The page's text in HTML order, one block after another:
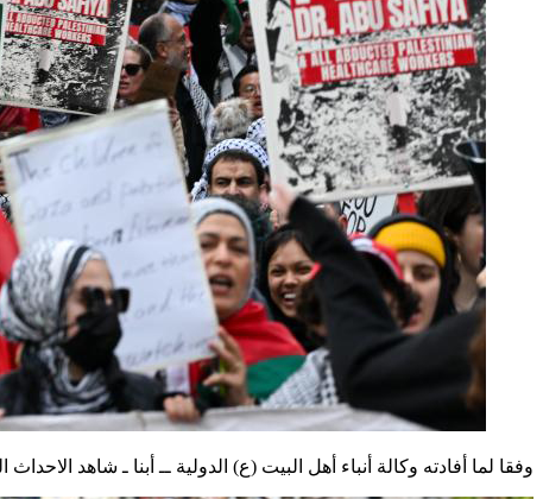
وفقا لما أفادته وكالة أنباء أهل البيت (ع) الدولية ــ أبنا ـ شاهد